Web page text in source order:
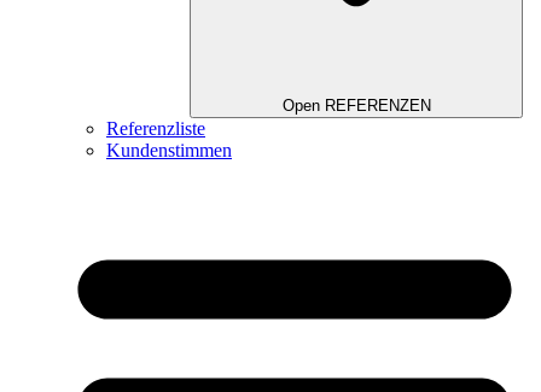
Open REFERENZEN
Referenzliste
Kundenstimmen